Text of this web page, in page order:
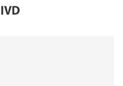
IVD